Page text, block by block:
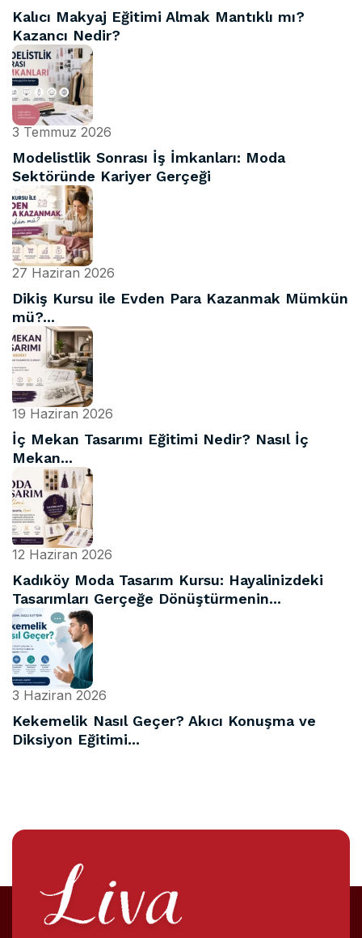
Kalıcı Makyaj Eğitimi Almak Mantıklı mı?
Kazancı Nedir?
3 Temmuz 2026
Modelistlik Sonrası İş İmkanları: Moda
Sektöründe Kariyer Gerçeği
27 Haziran 2026
Dikiş Kursu ile Evden Para Kazanmak Mümkün
mü?...
19 Haziran 2026
İç Mekan Tasarımı Eğitimi Nedir? Nasıl İç
Mekan...
12 Haziran 2026
Kadıköy Moda Tasarım Kursu: Hayalinizdeki
Tasarımları Gerçeğe Dönüştürmenin...
3 Haziran 2026
Kekemelik Nasıl Geçer? Akıcı Konuşma ve
Diksiyon Eğitimi...